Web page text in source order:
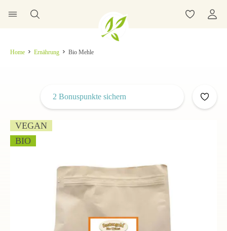
Home Ernährung Bio Mehle
VEGAN
BIO
2 Bonuspunkte sichern